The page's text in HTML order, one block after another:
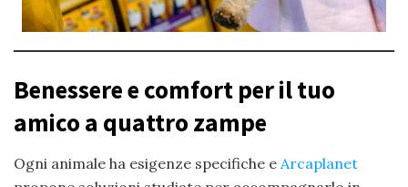
Benessere e comfort per il tuo
amico a quattro zampe
Ogni animale ha esigenze specifiche e Arcaplanet